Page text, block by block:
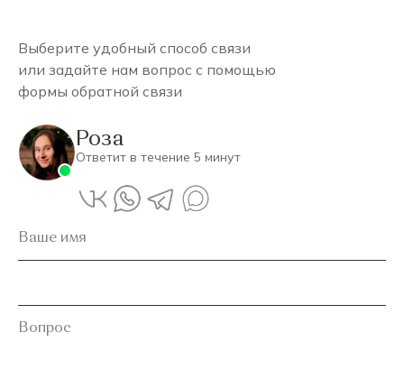
Выберите удобный способ связи
или задайте нам вопрос с помощью
формы обратной связи
Роза
Ответит в течение 5 минут
Ваше имя
Вопрос